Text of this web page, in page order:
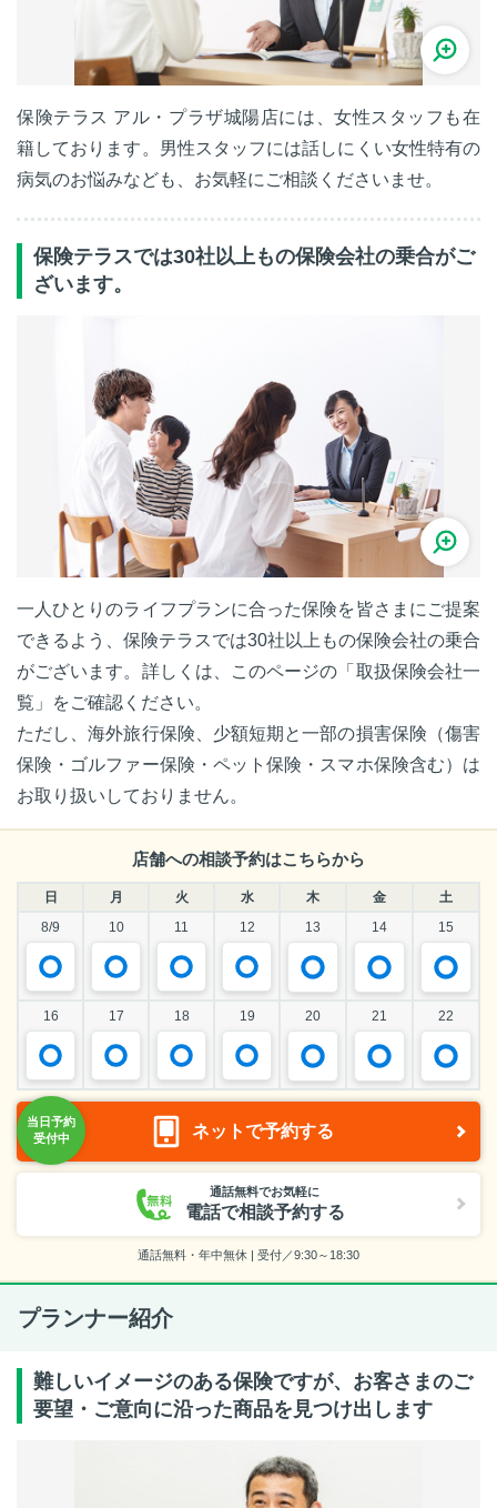
保険テラス アル・プラザ城陽店には、女性スタッフも在
籍しております。男性スタッフには話しにくい女性特有の
病気のお悩みなども、お気軽にご相談くださいませ。
保険テラスでは30社以上もの保険会社の乗合がご
ざいます。
一人ひとりのライフプランに合った保険を皆さまにご提案
できるよう、保険テラスでは30社以上もの保険会社の乗合
がございます。詳しくは、このページの「取扱保険会社一
覧」をご確認ください。
ただし、海外旅行保険、少額短期と一部の損害保険（傷害
保険・ゴルファー保険・ペット保険・スマホ保険含む）は
お取り扱いしておりません。
店舗への相談予約はこちらから
日 月 火 水 木 金
土
8/9
10 11 12 13 14 15
16 17 18 19 20 21 22
ネットで予約する
通話無料でお気軽に
電話で相談予約する
通話無料・年中無休 | 受付／9:30～18:30
プランナー紹介
難しいイメージのある保険ですが、お客さまのご
要望・ご意向に沿った商品を見つけ出します